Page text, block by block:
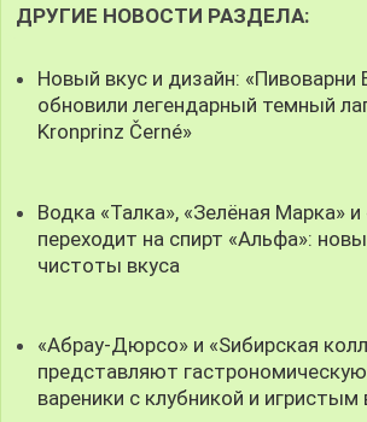
ДРУГИЕ НОВОСТИ РАЗДЕЛА:
Новый вкус и дизайн: «Пивоварни
обновили легендарный темный
Kronprinz Černé»
Водка «Талка», «Зелёная Марка» и
переходит на спирт «Альфа»:
чистоты вкуса
«Абрау-Дюрсо» и «Sибирская
представляют
вареники с клубникой и игристым